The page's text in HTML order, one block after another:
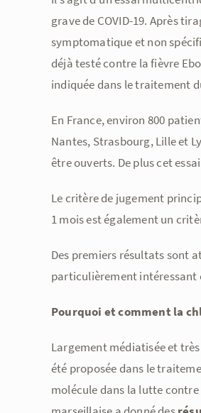
grave de COVID-19. Après
symptomatique et non
déjà testé contre la fièvre
indiquée dans le traitement
En France, environ 800
Nantes, Strasbourg, Lille et
être ouverts. De plus cet
Le critère de jugement
1 mois est également un
Des premiers résultats sont
particulièrement intéressant
Pourquoi et comment la
Largement médiatisée et
été proposée dans le
molécule dans la lutte contre